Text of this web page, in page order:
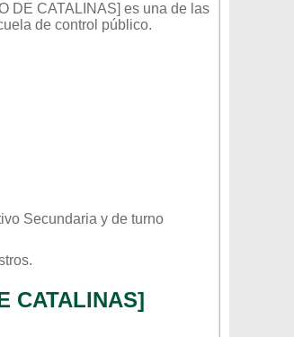
DE CATALINAS] es una de las
de control público.
Secundaria y de turno
CATALINAS]